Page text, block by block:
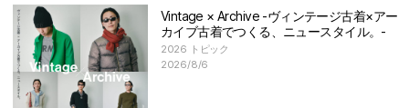
Vintage × Archive -ヴィンテージ古着×アー
カイブ古着でつくる、ニュースタイル。-
2026 トピック
2026/8/6